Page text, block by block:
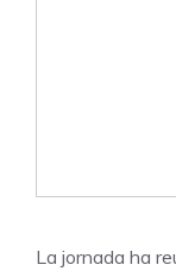
La jornada ha